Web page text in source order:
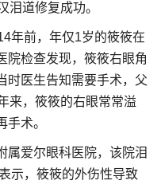
泪道修复成功。
年前，年仅1岁的筱筱在
院检查发现，筱筱右眼角
时医生告知需要手术，父
来，筱筱的右眼常常溢
术。
属爱尔眼科医院，该院泪
示，筱筱的外伤性导致